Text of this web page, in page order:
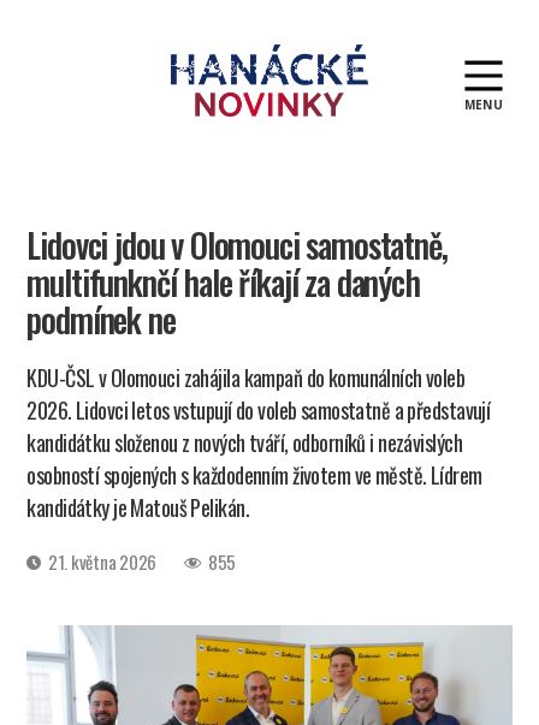
MENU
Lidovci jdou v Olomouci samostatně,
multifunknčí hale říkají za daných
podmínek ne
KDU-ČSL v Olomouci zahájila kampaň do komunálních voleb
2026. Lidovci letos vstupují do voleb samostatně a představují
kandidátku složenou z nových tváří, odborníků i nezávislých
osobností spojených s každodenním životem ve městě. Lídrem
kandidátky je Matouš Pelikán.
Datum21. května 2026 855